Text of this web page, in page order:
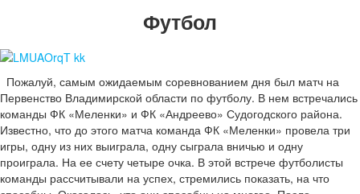
Футбол
Пожалуй, самым ожидаемым соревнованием дня был матч на
Первенство Владимирской области по футболу. В нем встречались
команды ФК «Меленки» и ФК «Андреево» Судогодского района.
Известно, что до этого матча команда ФК «Меленки» провела три
игры, одну из них выиграла, одну сыграла вничью и одну
проиграла. На ее счету четыре очка. В этой встрече футболисты
команды рассчитывали на успех, стремились показать, на что